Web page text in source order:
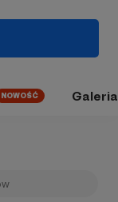
NOWOŚĆ Galeria